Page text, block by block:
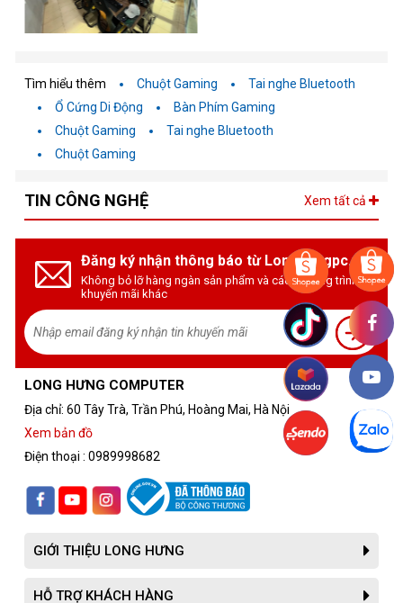
Tìm hiểu thêm Chuột Gaming
Tai nghe Bluetooth
Ổ Cứng Di Động
Bàn Phím Gaming
Chuột Gaming
Tai nghe Bluetooth
Chuột Gaming
TIN CÔNG NGHỆ Xem tất cả
Đăng ký nhận thông báo từ Longhungpc.vn
Không bỏ lỡ hàng ngàn sản phẩm và các chương trình
khuyến mãi khác
LONG HƯNG COMPUTER
Địa chỉ: 60 Tây Trà, Trần Phú, Hoàng Mai, Hà Nội
Xem bản đồ
Điện thoại : 0989998682
GIỚI THIỆU LONG HƯNG
HỖ TRỢ KHÁCH HÀNG